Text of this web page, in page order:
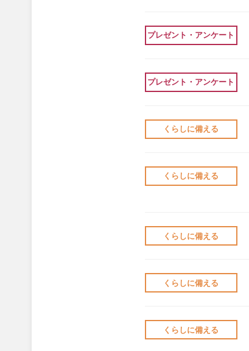
プレゼント・アンケート
プレゼント・アンケート
くらしに備える
くらしに備える
くらしに備える
くらしに備える
くらしに備える